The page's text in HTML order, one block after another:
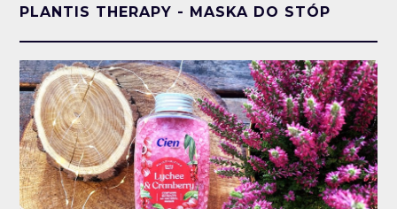
PLANTIS THERAPY - MASKA DO STÓP